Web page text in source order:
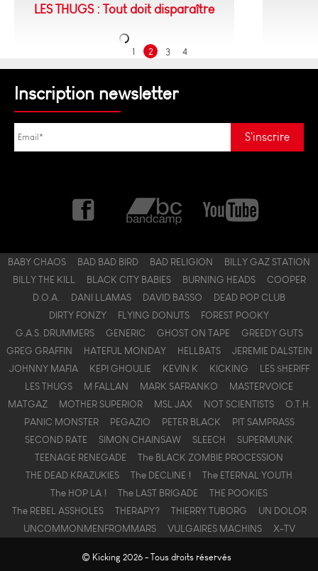
LES THUGS : Tout doit disparaître
1 2 3 4
Inscription newsletter
BABY CHAOS BAD BAD BIRD BAD RELIGION
BILLY GAZ STATION
BILLY THE KILL
BLACK CITY BABIES BURNING HEADS
COOPER
D.O.A.
DANI LLAMAS DAVID BASSO
DEAD POP CLUB
DIRTY FONZY
FLYING DONUTS
FOREST POOKY
G.A.S. DRUMMERS
GENERIC GHOST ON TAPE
GREEDY GUTS
GREG GRAFFIN
HATEFUL MONDAY HELLBATS
JEREMIE DALSTEIN
JOHNNY MAFIA
KEPI GHOULIE KEVIN K KICKING
LES $HERIFF
LES THUGS
M FALLAN MARK SAFRANKO
MASTERVOICE
MATGAZ
MOTHER SUPERIOR MSL JAX NOT SCIENTISTS
O.T.H.
PANIC MONSTER
PEGAZIO PETER BLACK
PIT SAMPRASS
SECOND RATE
SIMON CHAINSAW SLEECH
SUPERMUNK
TEENAGE RENEGADE
The BLACK ZOMBIE PROCESSION
THE DEAD KRAZUKIES
The DECLINE !
The ETERNAL YOUTH
The HOP LA !
The LAST BRIGADE
THE POOKIES
The REBEL ASSHOLES
THERAPY? THIERRY TUBORG
UN DOLOR
UNCOMMONMENFROMMARS
VULGAIRES MACHINS X-TV
© Kicking 2026 - Tous droits réservés